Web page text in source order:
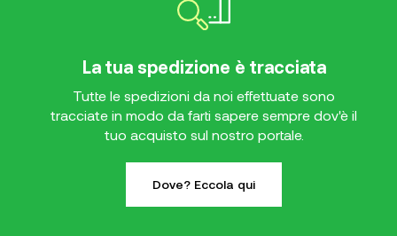
La tua spedizione è tracciata
Tutte le spedizioni da noi effettuate sono
tracciate in modo da farti sapere sempre dov'è il
tuo acquisto sul nostro portale.
Dove? Eccola qui